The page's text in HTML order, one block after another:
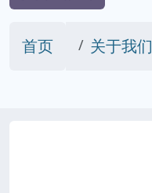
首页 关于我们